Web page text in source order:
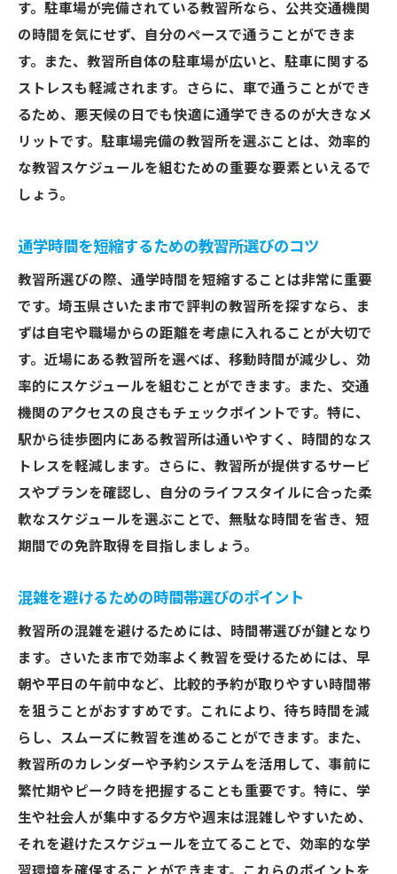
自然環境に囲まれた教習所の魅力
都市部と郊外の教習所、それぞれのメリッ
短期間で免許取得を目指せる教習所の特色
フレキシブルなスケジュールを提供する教
効率的な教習カリキュラムの確認ポイント
時間を有効活用するための教習所の選択
仕事と両立しやすい教習所の特徴
さいたま市で評判の高い教習所を探す秘訣
地元で評判の教習所を見つける方法
周囲の人からの口コミを活用しよう
教習所の実績が評判に与える影響
評判の良い教習所を選ぶ基準の作り方
さいたま市でおすすめの教習所を探すため
の情報源
す。駐車場が完備されている教習所なら、公共交通機関
の時間を気にせず、自分のペースで通うことができま
す。また、教習所自体の駐車場が広いと、駐車に関する
ストレスも軽減されます。さらに、車で通うことができ
るため、悪天候の日でも快適に通学できるのが大きなメ
リットです。駐車場完備の教習所を選ぶことは、効率的
な教習スケジュールを組むための重要な要素といえるで
しょう。
通学時間を短縮するための教習所選びのコツ
教習所選びの際、通学時間を短縮することは非常に重要
です。埼玉県さいたま市で評判の教習所を探すなら、ま
ずは自宅や職場からの距離を考慮に入れることが大切で
す。近場にある教習所を選べば、移動時間が減少し、効
率的にスケジュールを組むことができます。また、交通
機関のアクセスの良さもチェックポイントです。特に、
駅から徒歩圏内にある教習所は通いやすく、時間的なス
トレスを軽減します。さらに、教習所が提供するサービ
スやプランを確認し、自分のライフスタイルに合った柔
軟なスケジュールを選ぶことで、無駄な時間を省き、短
期間での免許取得を目指しましょう。
混雑を避けるための時間帯選びのポイント
教習所の混雑を避けるためには、時間帯選びが鍵となり
ます。さいたま市で効率よく教習を受けるためには、早
朝や平日の午前中など、比較的予約が取りやすい時間帯
を狙うことがおすすめです。これにより、待ち時間を減
らし、スムーズに教習を進めることができます。また、
教習所のカレンダーや予約システムを活用して、事前に
繁忙期やピーク時を把握することも重要です。特に、学
生や社会人が集中する夕方や週末は混雑しやすいため、
それを避けたスケジュールを立てることで、効率的な学